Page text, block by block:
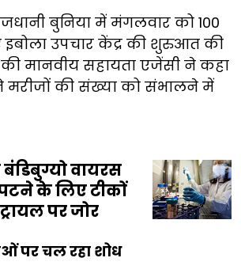
बुनिया में मंगलवार को 100
इबोला उपचार केंद्र की शुरुआत की
की मानवीय सहायता एजेंसी ने कहा
मरीजों की संख्या को संभालने में
वायरस
के लिए टीकों
पर जोर
पर चल रहा शोध